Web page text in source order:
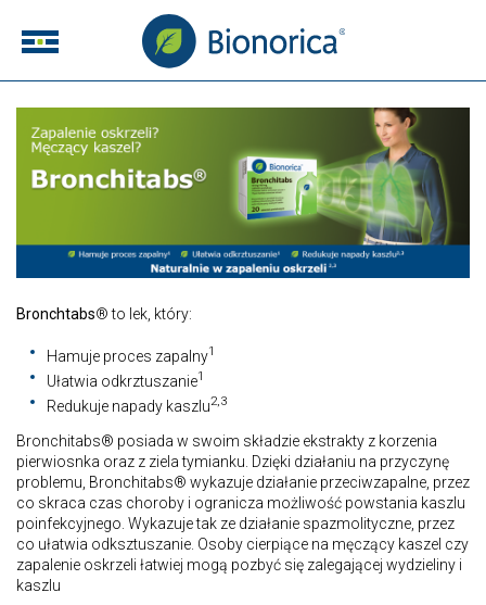
Bronchtabs® to lek, który:
Hamuje proces zapalny1
Ułatwia odkrztuszanie1
Redukuje napady kaszlu2,3
Bronchitabs® posiada w swoim składzie ekstrakty z korzenia
pierwiosnka oraz z ziela tymianku. Dzięki działaniu na przyczynę
problemu, Bronchitabs® wykazuje działanie przeciwzapalne, przez
co skraca czas choroby i ogranicza możliwość powstania kaszlu
poinfekcyjnego. Wykazuje tak ze działanie spazmolityczne, przez
co ułatwia odksztuszanie. Osoby cierpiące na męczący kaszel czy
zapalenie oskrzeli łatwiej mogą pozbyć się zalegającej wydzieliny i
kaszlu